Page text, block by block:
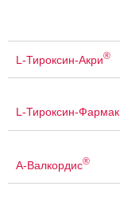
L-Тироксин-Акри®
L-Тироксин-Фармак
А-Валкордис®